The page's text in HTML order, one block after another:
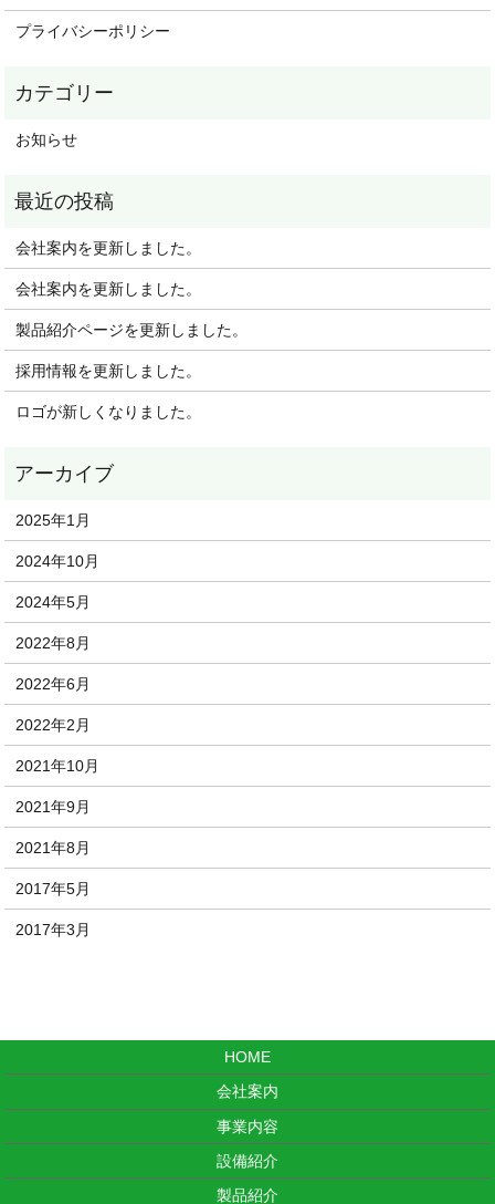
プライバシーポリシー
お知らせ
会社案内を更新しました。
会社案内を更新しました。
製品紹介ページを更新しました。
採用情報を更新しました。
ロゴが新しくなりました。
2025年1月
2024年10月
2024年5月
2022年8月
2022年6月
2022年2月
2021年10月
2021年9月
2021年8月
2017年5月
2017年3月
HOME
会社案内
事業内容
設備紹介
製品紹介